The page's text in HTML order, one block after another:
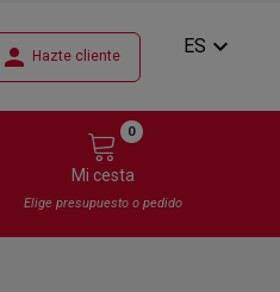
person Hazte cliente ES expand_more
Mi cesta
0
Elige presupuesto o pedido